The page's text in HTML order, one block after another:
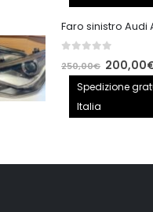
140,00€.
250,00€ Il
prezzo
200,00
Spedizione
Italia